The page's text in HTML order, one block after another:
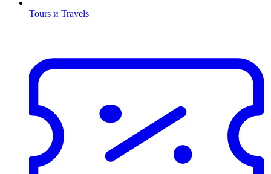
Tours и Travels